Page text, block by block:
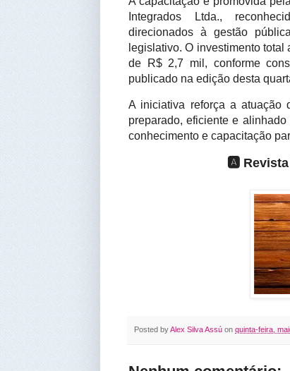
Integrados Ltda.,
direcionados à gestão
legislativo. O investimento
de R$ 2,7 mil, conforme
publicado na edição desta
A iniciativa reforça a atuação
preparado, eficiente e
conhecimento e capacitação
🅰️ Revista
Posted byAlex Silva Assú on quinta-feira,